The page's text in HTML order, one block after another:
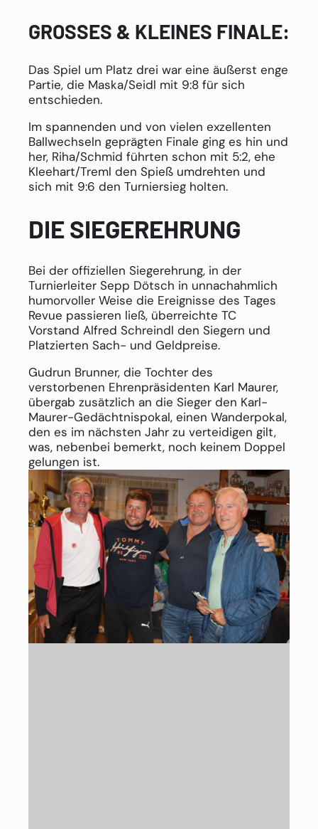
GROSSES & KLEINES FINALE:
Das Spiel um Platz drei war eine äußerst enge
Partie, die Maska/Seidl mit 9:8 für sich
entschieden.
Im spannenden und von vielen exzellenten
Ballwechseln geprägten Finale ging es hin und
her, Riha/Schmid führten schon mit 5:2, ehe
Kleehart/Treml den Spieß umdrehten und
sich mit 9:6 den Turniersieg holten.
DIE SIEGEREHRUNG
Bei der offiziellen Siegerehrung, in der
Turnierleiter Sepp Dötsch in unnachahmlich
humorvoller Weise die Ereignisse des Tages
Revue passieren ließ, überreichte TC
Vorstand Alfred Schreindl den Siegern und
Platzierten Sach- und Geldpreise.
Gudrun Brunner, die Tochter des
verstorbenen Ehrenpräsidenten Karl Maurer,
übergab zusätzlich an die Sieger den Karl-
Maurer-Gedächtnispokal, einen Wanderpokal,
den es im nächsten Jahr zu verteidigen gilt,
was, nebenbei bemerkt, noch keinem Doppel
gelungen ist.